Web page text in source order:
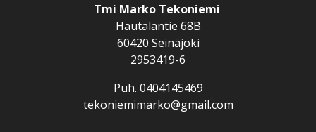
Tmi Marko Tekoniemi
Hautalantie 68B
60420 Seinäjoki
2953419-6
Puh. 0404145469
tekoniemimarko@gmail.com